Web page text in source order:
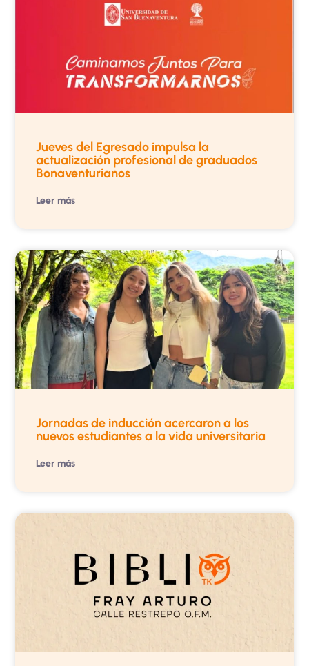
Jueves del Egresado impulsa la
actualización profesional de graduados
Bonaventurianos
Leer más
Jornadas de inducción acercaron a los
nuevos estudiantes a la vida universitaria
Leer más